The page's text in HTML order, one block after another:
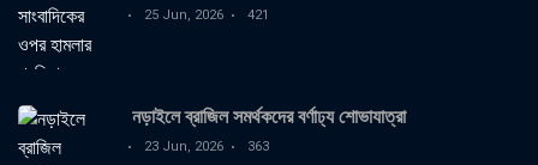
25 Jun, 2026 421
নড়াইলে ব্রাজিল সমর্থকদের বর্ণাঢ্য শোভাযাত্রা
23 Jun, 2026 363